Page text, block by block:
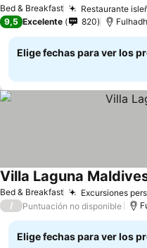
Bed & Breakfast Restaurante
9,5 Excelente 820
Elige fechas para ver los
Bed & Breakfast Excursiones
Villa Laguna
/ Puntuación no disponible
Elige fechas para ver los